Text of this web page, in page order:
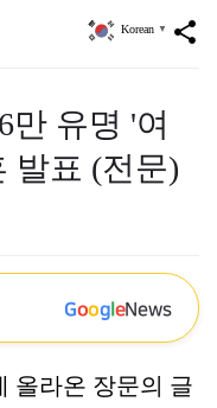
share
Korean ▼
만 유명 '여
발표 (전문)
GoogleNews
올라온 장문의 글